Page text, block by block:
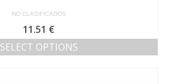
NO CLASIFICADOS
11.51 €
SELECT OPTIONS